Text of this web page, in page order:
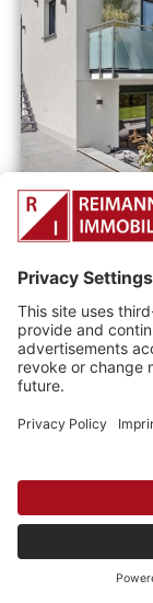
Objektart
Haus
200 m²
Kaufpreis
799.000 €